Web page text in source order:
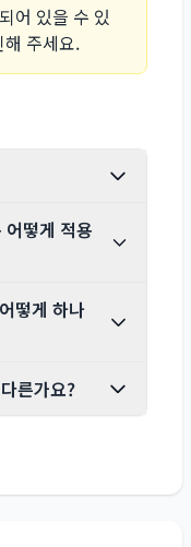
어 있을 수 있
주세요.
떻게 적용
떻게 하나
른가요?